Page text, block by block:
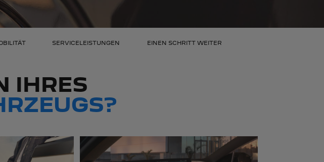
SERVICELEISTUNGEN EINEN SCHRITT WEITER
IHRES